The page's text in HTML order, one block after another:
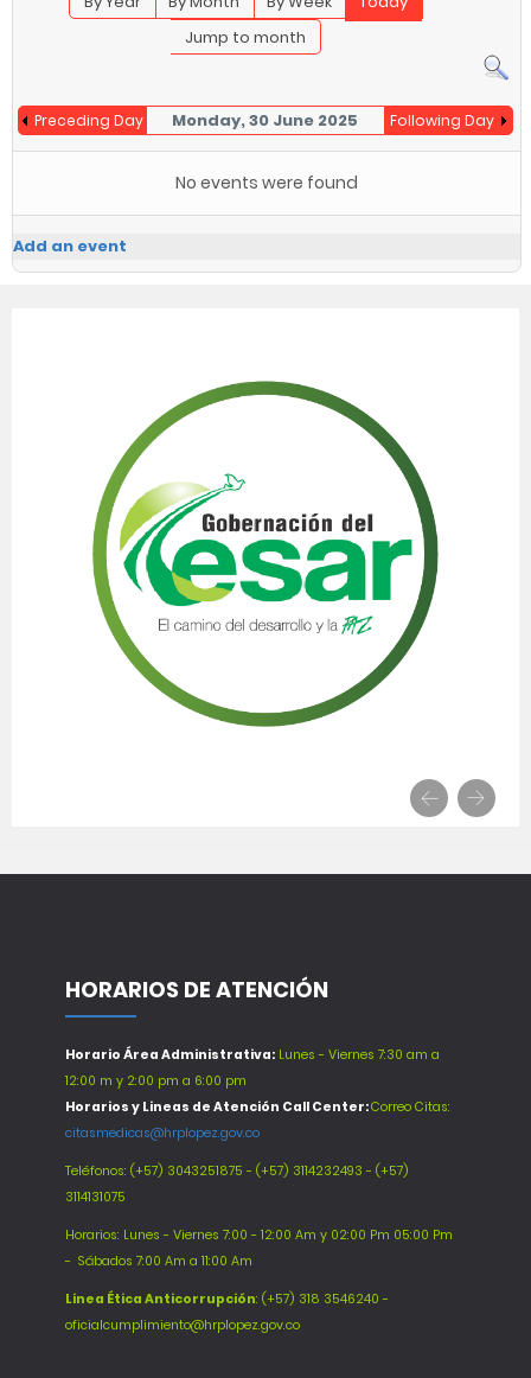
Jump to month
Preceding Day Monday, 30 June 2025 Following Day
No events were found
Add an event
HORARIOS DE ATENCIÓN
Horario Área Administrativa: Lunes - Viernes 7:30 am a
12:00 m y 2:00 pm a 6:00 pm
Horarios y Lineas de Atención Call Center:Correo Citas:
citasmedicas@hrplopez.gov.co
Teléfonos: (+57) 3043251875 - (+57) 3114232493 - (+57)
3114131075
Horarios: Lunes - Viernes 7:00 - 12:00 Am y 02:00 Pm 05:00 Pm
- Sábados 7:00 Am a 11:00 Am
Línea Ética Anticorrupción: (+57) 318 3546240 -
oficialcumplimiento@hrplopez.gov.co